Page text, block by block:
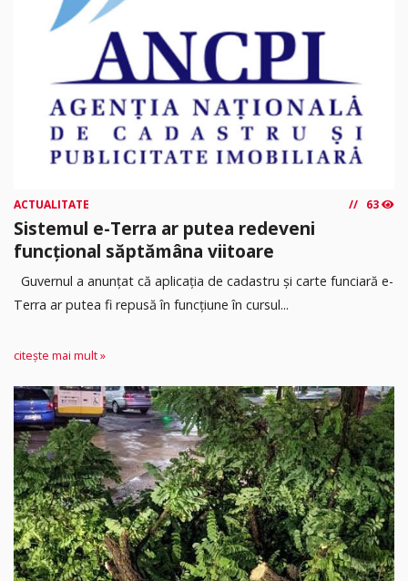
ACTUALITATE 63
Sistemul e-Terra ar putea redeveni
funcțional săptămâna viitoare
Guvernul a anunțat că aplicația de cadastru și carte funciară e-
Terra ar putea fi repusă în funcțiune în cursul...
citește mai mult »